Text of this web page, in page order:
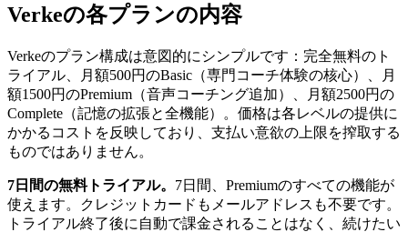
Verkeの各プランの内容
Verkeのプラン構成は意図的にシンプルです：完全無料のト
ライアル、月額500円のBasic（専門コーチ体験の核心）、月
額1500円のPremium（音声コーチング追加）、月額2500円の
Complete（記憶の拡張と全機能）。価格は各レベルの提供に
かかるコストを反映しており、支払い意欲の上限を搾取する
ものではありません。
7日間の無料トライアル。 7日間、Premiumのすべての機能が
使えます。クレジットカードもメールアドレスも不要です。
トライアル終了後に自動で課金されることはなく、続けたい